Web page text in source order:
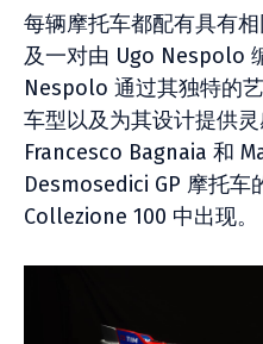
每辆摩托车都配有具有
及一对由 Ugo Nespolo
Nespolo 通过其独特的
车型以及为其设计提供灵
Francesco Bagnaia 和
Desmosedici GP 摩托车
Collezione 100 中出现。